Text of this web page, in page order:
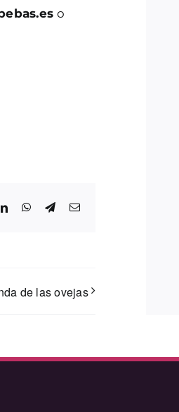
o
LinkedInWhatsApp
TelegramCorreo
de las ovejas